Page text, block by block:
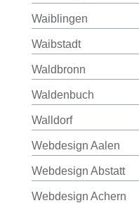
Waiblingen
Waibstadt
Waldbronn
Waldenbuch
Walldorf
Webdesign Aalen
Webdesign Abstatt
Webdesign Achern